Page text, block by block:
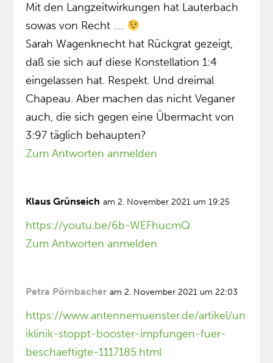
Mit den Langzeitwirkungen hat Lauterbach
sowas von Recht ….
Sarah Wagenknecht hat Rückgrat gezeigt,
daß sie sich auf diese Konstellation 1:4
eingelassen hat. Respekt. Und dreimal
Chapeau. Aber machen das nicht Veganer
auch, die sich gegen eine Übermacht von
3:97 täglich behaupten?
Zum Antworten anmelden
Klaus Grünseich am 2. November 2021 um 19:25
https://youtu.be/6b-WEFhucmQ
Zum Antworten anmelden
Petra Pörnbacher am 2. November 2021 um 22:03
https://www.antennemuenster.de/artikel/un
iklinik-stoppt-booster-impfungen-fuer-
beschaeftigte-1117185.html